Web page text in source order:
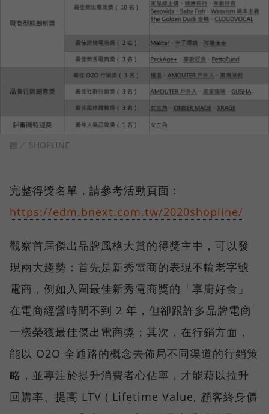
圖／ SHOPLINE
完整得獎名單，請參考活動頁面：
https://edm.bnext.com.tw/2020shopline/
觀察首屆傑出品牌風格大賞的得獎主中，可以發
現兩大趨勢：首先是新秀電商的表現不輸老字號
電商，例如入圍最佳新秀電商獎的「享廚好食」
在電商經營時間不到 2 年，但卻跟許多品牌電商
一樣榮獲最佳傑出電商獎；其次，在行銷方面，
能以 O2O 全通路的概念去佈局不同渠道的行銷策
略，並專注於提升消費者心佔率，才能藉以拉升
回購率、提高 LTV ( Lifetime Value, 顧客終身價